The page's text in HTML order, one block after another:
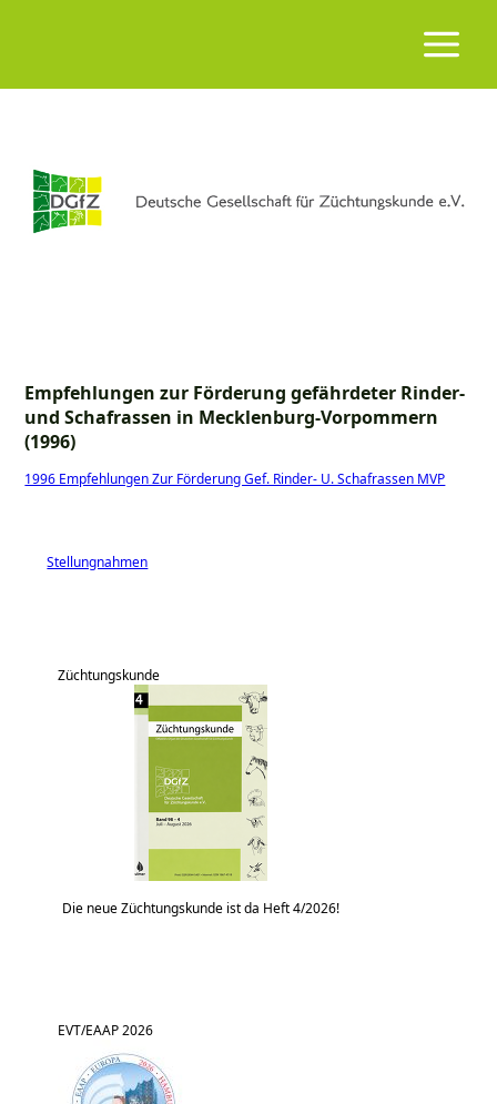
Empfehlungen zur Förderung gefährdeter Rinder-
und Schafrassen in Mecklenburg-Vorpommern
(1996)
1996 Empfehlungen Zur Förderung Gef. Rinder- U. Schafrassen MVP
Stellungnahmen
Züchtungskunde
Die neue Züchtungskunde ist da Heft 4/2026!
EVT/EAAP 2026